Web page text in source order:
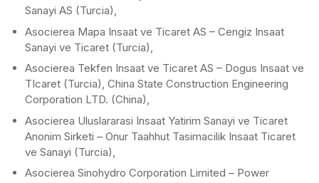
Sanayi AS (Turcia),
Asocierea Mapa Insaat ve Ticaret AS – Cengiz Insaat
Sanayi ve Ticaret (Turcia),
Asocierea Tekfen Insaat ve Ticaret AS – Dogus Insaat ve
TIcaret (Turcia), China State Construction Engineering
Corporation LTD. (China),
Asocierea Uluslararasi Insaat Yatirim Sanayi ve Ticaret
Anonim Sirketi – Onur Taahhut Tasimacilik Insaat Ticaret
ve Sanayi (Turcia),
Asocierea Sinohydro Corporation Limited – Power